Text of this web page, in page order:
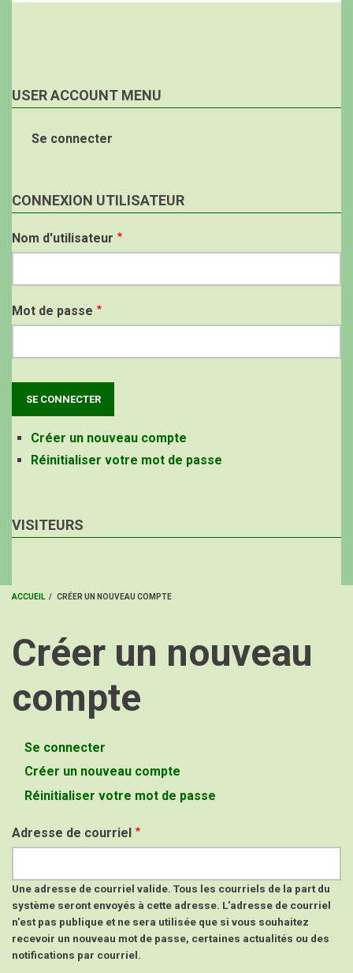
USER ACCOUNT MENU
Se connecter
CONNEXION UTILISATEUR
Nom d'utilisateur
Mot de passe
Créer un nouveau compte
Réinitialiser votre mot de passe
VISITEURS
D'ARIANE
ACCUEIL / CRÉER UN NOUVEAU COMPTE
Créer un nouveau
compte
Onglets
principaux
Se connecter
Créer un nouveau compte
actif)
Réinitialiser votre mot de passe
Adresse de courriel
Une adresse de courriel valide. Tous les courriels de la part du
système seront envoyés à cette adresse. L'adresse de courriel
n'est pas publique et ne sera utilisée que si vous souhaitez
recevoir un nouveau mot de passe, certaines actualités ou des
notifications par courriel.